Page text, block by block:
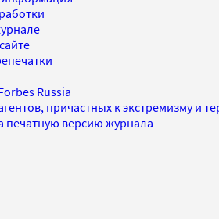
Russia
причастных к экстремизму и
печатную версию журнала